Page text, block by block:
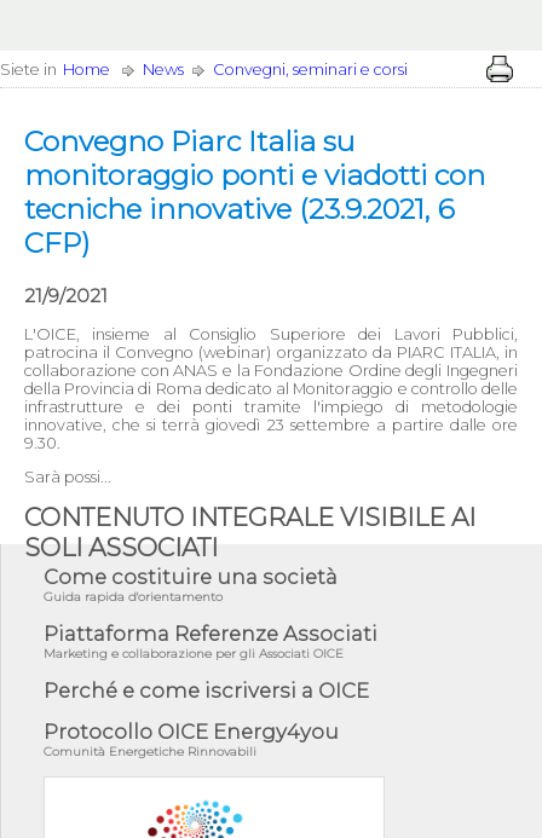
Siete in Home News Convegni, seminari e corsi
Convegno Piarc Italia su
monitoraggio ponti e viadotti con
tecniche innovative (23.9.2021, 6
CFP)
21/9/2021
L'OICE, insieme al Consiglio Superiore dei Lavori Pubblici,
patrocina il Convegno (webinar) organizzato da PIARC ITALIA, in
collaborazione con ANAS e la Fondazione Ordine degli Ingegneri
della Provincia di Roma dedicato al Monitoraggio e controllo delle
infrastrutture e dei ponti tramite l'impiego di metodologie
innovative, che si terrà giovedì 23 settembre a partire dalle ore
9.30.
Sarà possi...
CONTENUTO INTEGRALE VISIBILE AI
SOLI ASSOCIATI
Come costituire una società
Guida rapida d'orientamento
Piattaforma Referenze Associati
Marketing e collaborazione per gli Associati OICE
Perché e come iscriversi a OICE
Protocollo OICE Energy4you
Comunità Energetiche Rinnovabili